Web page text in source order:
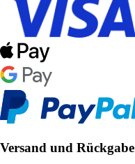
Versand und Rückgabe